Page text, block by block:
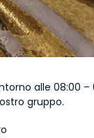
alle 08:00 –
gruppo.